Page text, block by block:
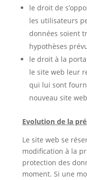
le droit de
les utilisateurs
données soient
hypothèses
le droit à la
le site web leur
qui lui sont
nouveau site web
Evolution de la
Le site web se
modification à la
protection des
moment. Si une